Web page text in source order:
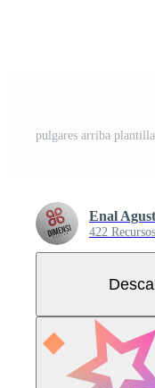
pulgares arriba
Enal
422 Recursos